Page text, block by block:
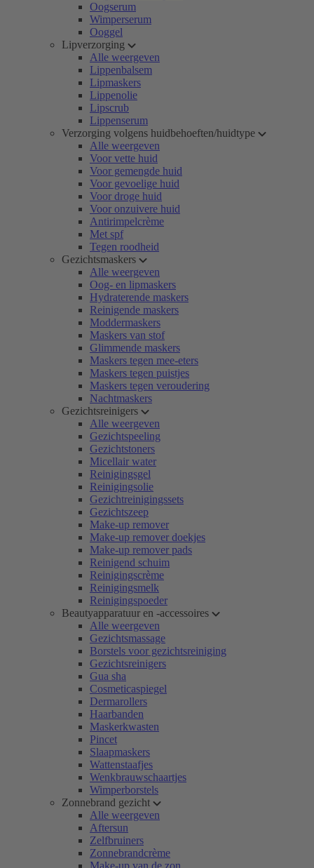
Oogserum
Wimperserum
Ooggel
Lipverzorging
Alle weergeven
Lippenbalsem
Lipmaskers
Lippenolie
Lipscrub
Lippenserum
Verzorging volgens huidbehoeften/huidtype
Alle weergeven
Voor vette huid
Voor gemengde huid
Voor gevoelige huid
Voor droge huid
Voor onzuivere huid
Antirimpelcrème
Met spf
Tegen roodheid
Gezichtsmaskers
Alle weergeven
Oog- en lipmaskers
Hydraterende maskers
Reinigende maskers
Moddermaskers
Maskers van stof
Glimmende maskers
Maskers tegen mee-eters
Maskers tegen puistjes
Maskers tegen veroudering
Nachtmaskers
Gezichtsreinigers
Alle weergeven
Gezichtspeeling
Gezichtstoners
Micellair water
Reinigingsgel
Reinigingsolie
Gezichtreinigingssets
Gezichtszeep
Make-up remover
Make-up remover doekjes
Make-up remover pads
Reinigend schuim
Reinigingscrème
Reinigingsmelk
Reinigingspoeder
Beautyapparatuur en -accessoires
Alle weergeven
Gezichtsmassage
Borstels voor gezichtsreiniging
Gezichtsreinigers
Gua sha
Cosmeticaspiegel
Dermarollers
Haarbanden
Maskerkwasten
Pincet
Slaapmaskers
Wattenstaafjes
Wenkbrauwschaartjes
Wimperborstels
Zonnebrand gezicht
Alle weergeven
Aftersun
Zelfbruiners
Zonnebrandcrème
Make-up van de zon